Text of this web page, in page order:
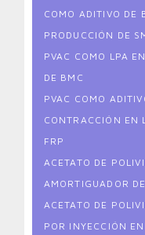
COMO ADITIVO DE
PRODUCCIÓN DE
PVAC COMO LPA
DE BMC
PVAC COMO
CONTRACCIÓN EN
FRP
ACETATO DE
AMORTIGUADOR
ACETATO DE
POR INYECCIÓN